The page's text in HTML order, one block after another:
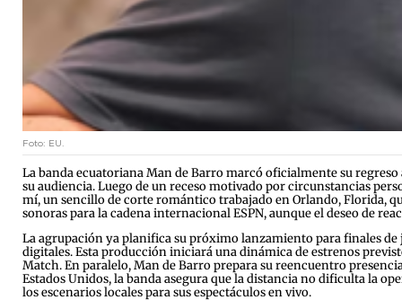
Foto: EU.
La banda ecuatoriana Man de Barro marcó oficialmente su
su audiencia. Luego de un receso motivado por circunstancias
mí, un sencillo de corte romántico trabajado en Orlando, Florida,
sonoras para la cadena internacional ESPN, aunque el deseo de
La agrupación ya planifica su próximo lanzamiento para finales
digitales. Esta producción iniciará una dinámica de estrenos
Match. En paralelo, Man de Barro prepara su reencuentro
Estados Unidos, la banda asegura que la distancia no dificulta la
los escenarios locales para sus espectáculos en vivo.